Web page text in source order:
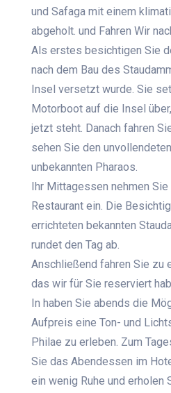
und Safaga mit einem
abgeholt. und Fahren Wir
Als erstes besichtigen Sie
nach dem Bau des
Insel versetzt wurde. Sie
Motorboot auf die Insel
jetzt steht. Danach fahren
sehen Sie den
unbekannten Pharaos.
Ihr Mittagessen nehmen
Restaurant ein. Die
errichteten bekannten
rundet den Tag ab.
Anschließend fahren Sie zu
das wir für Sie reserviert
In haben Sie abends die
Aufpreis eine Ton- und
Philae zu erleben. Zum
Sie das Abendessen im
ein wenig Ruhe und erholen